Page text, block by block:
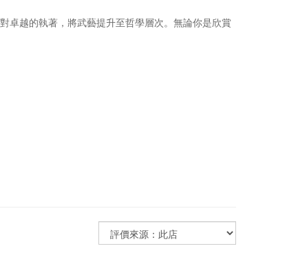
越的執著，將武藝提升至哲學層次。無論你是欣賞